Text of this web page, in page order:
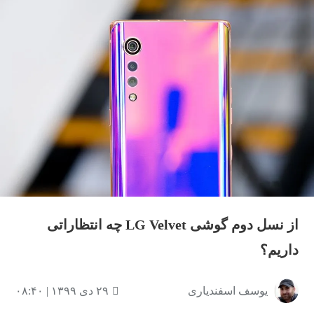
از نسل دوم گوشی LG Velvet چه انتظاراتی
داریم؟
یوسف اسفندیاری ۲۹ دی ۱۳۹۹ | ۰۸:۴۰